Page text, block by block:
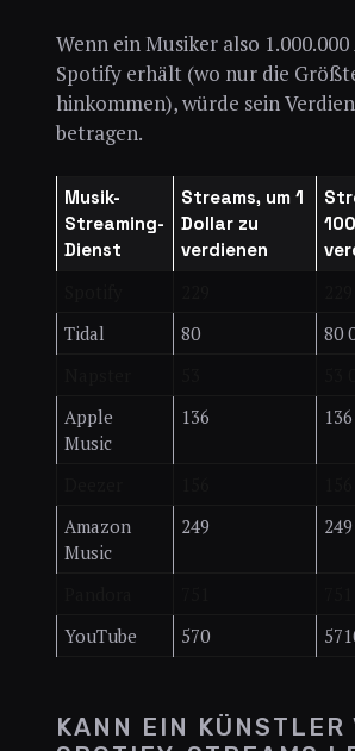
Wenn ein Musiker also
Spotify erhält (wo nur die
hinkommen), würde sein
betragen.
Musik-
Streaming-
Dienst
Streams, um 1
Dollar zu
verdienen
Tidal
80
80
Apple
Music
136
Amazon
Music
249
YouTube
570
KANN EIN KÜNSTLER